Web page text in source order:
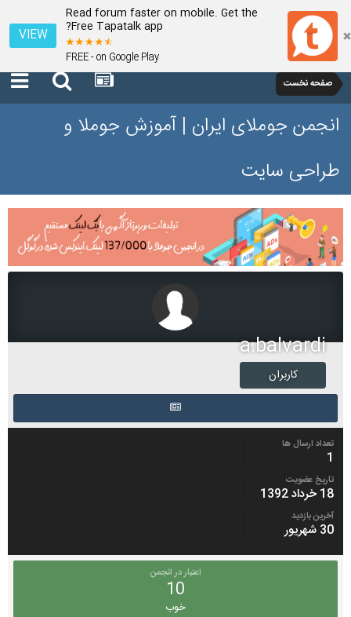
Read forum faster on mobile. Get the
Free Tapatalk app?
FREE - on Google Play
VIEW
صفحه نخست
انجمن جوملای ایران | آموزش جوملا و
طراحی سایت
a.balvardi
کاربران
تعداد ارسال ها
1
تاریخ عضویت
18 خرداد 1392
آخرین بازدید
30 شهریور
اعتبار در انجمن
10
خوب